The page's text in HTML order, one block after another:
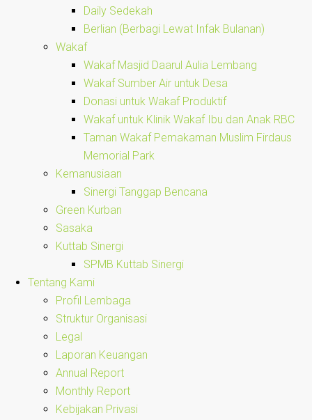
Daily Sedekah
Berlian (Berbagi Lewat Infak Bulanan)
Wakaf
Wakaf Masjid Daarul Aulia Lembang
Wakaf Sumber Air untuk Desa
Donasi untuk Wakaf Produktif
Wakaf untuk Klinik Wakaf Ibu dan Anak RBC
Taman Wakaf Pemakaman Muslim Firdaus
Memorial Park
Kemanusiaan
Sinergi Tanggap Bencana
Green Kurban
Sasaka
Kuttab Sinergi
SPMB Kuttab Sinergi
Tentang Kami
Profil Lembaga
Struktur Organisasi
Legal
Laporan Keuangan
Annual Report
Monthly Report
Kebijakan Privasi